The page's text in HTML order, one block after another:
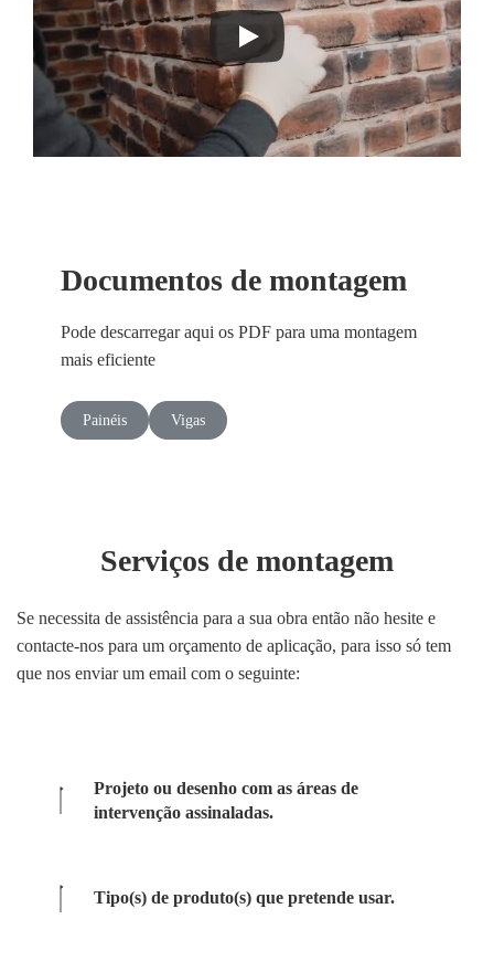
Documentos de montagem
Pode descarregar aqui os PDF para uma montagem
mais eficiente
Painéis Vigas
Serviços de montagem
Se necessita de assistência para a sua obra então não hesite e
contacte-nos para um orçamento de aplicação, para isso só tem
que nos enviar um email com o seguinte:
Projeto ou desenho com as áreas de
intervenção assinaladas.
Tipo(s) de produto(s) que pretende usar.